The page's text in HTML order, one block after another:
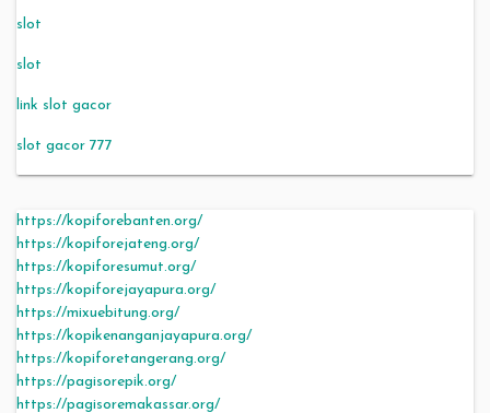
slot
slot
link slot gacor
slot gacor 777
https://kopiforebanten.org/
https://kopiforejateng.org/
https://kopiforesumut.org/
https://kopiforejayapura.org/
https://mixuebitung.org/
https://kopikenanganjayapura.org/
https://kopiforetangerang.org/
https://pagisorepik.org/
https://pagisoremakassar.org/